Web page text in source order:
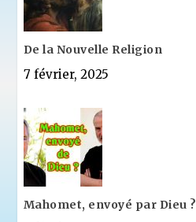
De la Nouvelle Religion
7 février, 2025
Mahomet, envoyé par Dieu ?